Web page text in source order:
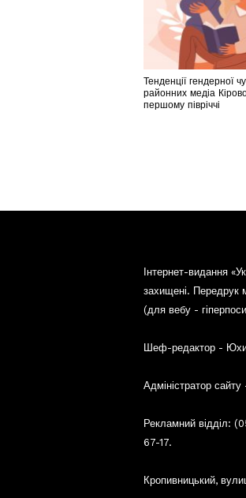
Тенденції гендерної
районних медіа
першому півріччі
Інтернет-видання
захищені. Передрук
(для вебу -
Шеф-редактор -
Адміністратор
Рекламний відділ:
67-17.
Кропивницький,